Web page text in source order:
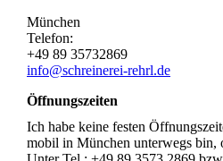
München
Telefon:
+49 89 35732869
info@schreinerei-rehrl.de
Öffnungszeiten
Ich habe keine festen
mobil in München unterwegs bin,